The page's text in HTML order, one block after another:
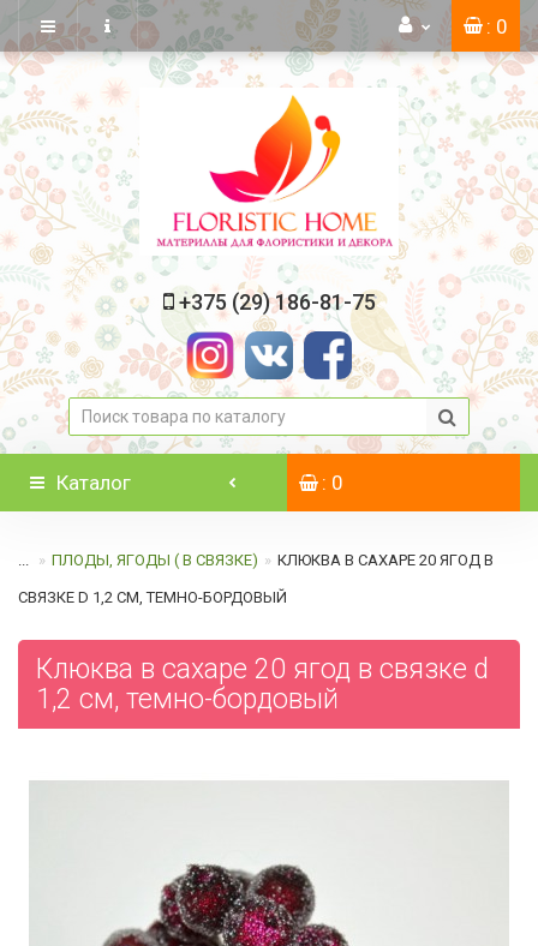
: 0
+375 (29) 186-81-75
Каталог : 0
... ПЛОДЫ, ЯГОДЫ ( В СВЯЗКЕ) КЛЮКВА В САХАРЕ 20 ЯГОД В
СВЯЗКЕ D 1,2 СМ, ТЕМНО-БОРДОВЫЙ
Клюква в сахаре 20 ягод в связке d
1,2 см, темно-бордовый